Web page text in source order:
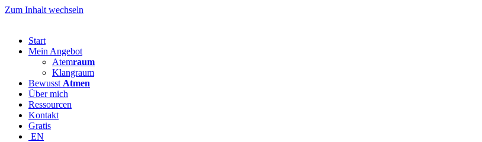
Zum Inhalt wechseln
Start
Mein Angebot
Atemraum
Klangraum
Bewusst Atmen
Über mich
Ressourcen
Kontakt
Gratis
EN